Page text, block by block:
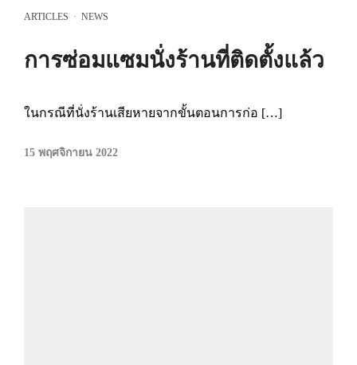
ARTICLES · NEWS
การซ่อมแซมนั่งร้านที่ติดตั้งแล้ว
ในกรณีที่นั่งร้านเสียหายจากขั้นตอนการก่อ […]
15 พฤศจิกายน 2022